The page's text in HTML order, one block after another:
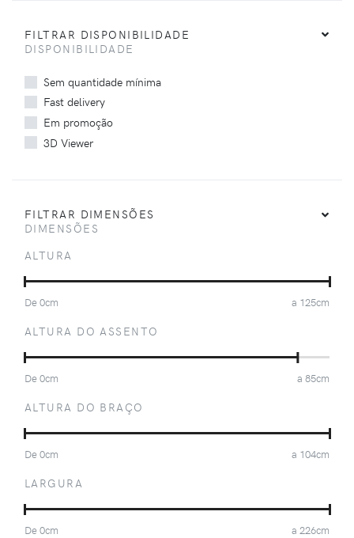
FILTRAR DISPONIBILIDADE
DISPONIBILIDADE
Sem quantidade mínima
Fast delivery
Em promoção
3D Viewer
FILTRAR DIMENSÕES
DIMENSÕES
ALTURA
De0cm a 125cm
ALTURA DO ASSENTO
De0cm a 85cm
ALTURA DO BRAÇO
De0cm a 104cm
LARGURA
De0cm a 226cm